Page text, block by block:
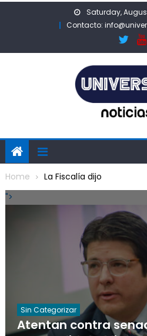
Saturday,
Contacto:
Home
La Fiscalía dijo
">
Sin Categorizar
Atentan contra